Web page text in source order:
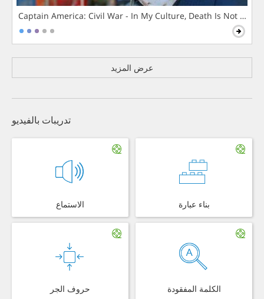
Captain America: Civil War - In My Culture, Death Is Not The
عرض المزيد
تدريبات بالفيديو
الاستماع بناء عبارة
حروف الجر الكلمة المفقودة